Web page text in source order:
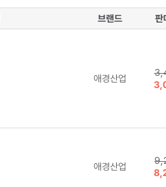
브랜드 판
애경산업
애경산업